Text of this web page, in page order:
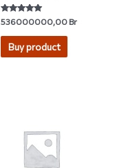
Rated
5.00
out of 5
536000000,00Br
Buy product